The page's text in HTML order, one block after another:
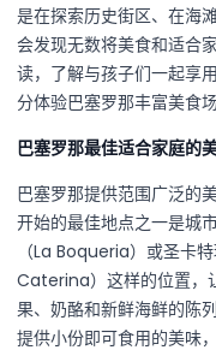
是在探索历史街区、在海
会发现无数将美食和适合
读，了解与孩子们一起享
分体验巴塞罗那丰富美食
巴塞罗那最佳适合家庭的
巴塞罗那提供范围广泛的
开始的最佳地点之一是城
（La Boqueria）或圣卡
Caterina）这样的位置，
果、奶酪和新鲜海鲜的陈
提供小份即可食用的美味